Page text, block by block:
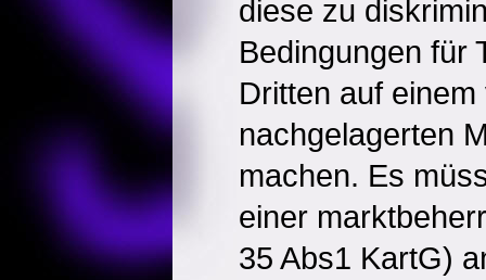
diese zu
Bedingungen für
Dritten auf
nachgelagerten
machen. Es
einer
35 Abs1 KartG)